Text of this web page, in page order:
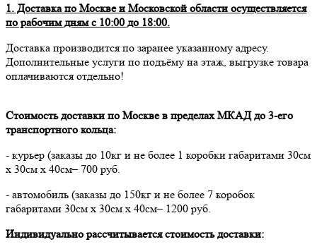
1. Доставка по Москве и Московской области осуществляется
по рабочим дням с 10:00 до 18:00.
Доставка производится по заранее указанному адресу.
Дополнительные услуги по подъёму на этаж, выгрузке товара
оплачиваются отдельно!
Стоимость доставки по Москве в пределах МКАД до 3-его
транспортного кольца:
- курьер (заказы до 10кг и не более 1 коробки габаритами 30см
х 30см х 40см– 700 руб.
- автомобиль (заказы до 150кг и не более 7 коробок
габаритами 30см х 30см х 40см– 1200 руб.
Индивидуально рассчитывается стоимость доставки: